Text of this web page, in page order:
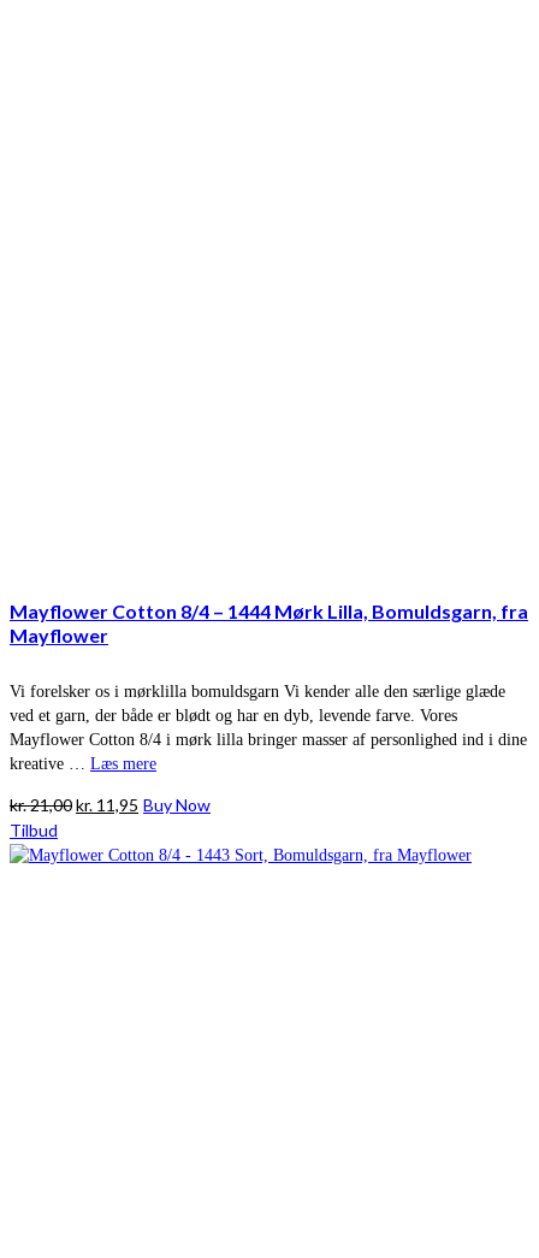
Mayflower Cotton 8/4 – 1444 Mørk Lilla, Bomuldsgarn, fra
Mayflower
Vi forelsker os i mørklilla bomuldsgarn Vi kender alle den særlige glæde
ved et garn, der både er blødt og har en dyb, levende farve. Vores
Mayflower Cotton 8/4 i mørk lilla bringer masser af personlighed ind i dine
kreative … Læs mere
kr.21,00Den
pris
kr. 11,95 Den
pris
Buy Now
Tilbud